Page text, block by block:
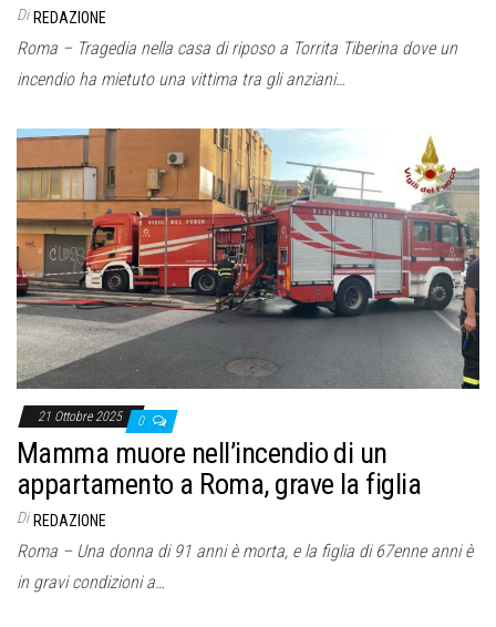
Di REDAZIONE
Roma – Tragedia nella casa di riposo a Torrita Tiberina dove un
incendio ha mietuto una vittima tra gli anziani…
21 Ottobre 2025 0
Mamma muore nell’incendio di un
appartamento a Roma, grave la figlia
Di REDAZIONE
Roma – Una donna di 91 anni è morta, e la figlia di 67enne anni è
in gravi condizioni a…